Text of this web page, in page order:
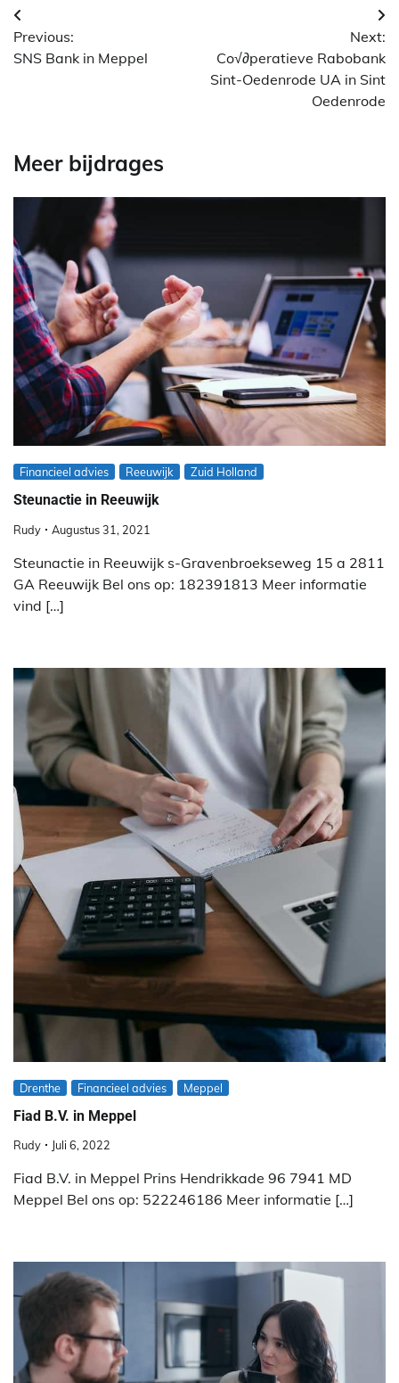
Berichtnavigatie
Previous:
SNS Bank in Meppel
Next:
Co√∂peratieve Rabobank
Sint-Oedenrode UA in Sint
Oedenrode
Meer bijdrages
Financieel advies Reeuwijk Zuid Holland
Steunactie in Reeuwijk
Rudy Augustus 31, 2021
Steunactie in Reeuwijk s-Gravenbroekseweg 15 a 2811
GA Reeuwijk Bel ons op: 182391813 Meer informatie
vind […]
Drenthe Financieel advies Meppel
Fiad B.V. in Meppel
Rudy Juli 6, 2022
Fiad B.V. in Meppel Prins Hendrikkade 96 7941 MD
Meppel Bel ons op: 522246186 Meer informatie […]